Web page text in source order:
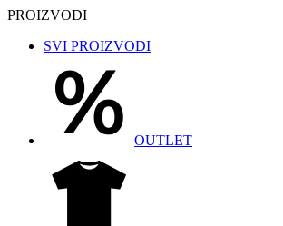
PROIZVODI
SVI PROIZVODI
OUTLET